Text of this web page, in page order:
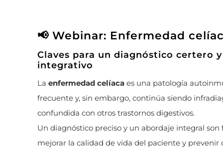
📢 Webinar: Enfermedad
Claves para un diagnóstico certero
integrativo
La enfermedad celíacaes una patología
frecuente y, sin embargo, continúa siendo
confundida con otros trastornos digestivos.
Un diagnóstico preciso y un abordaje integral
mejorar la calidad de vida del paciente y prevenir